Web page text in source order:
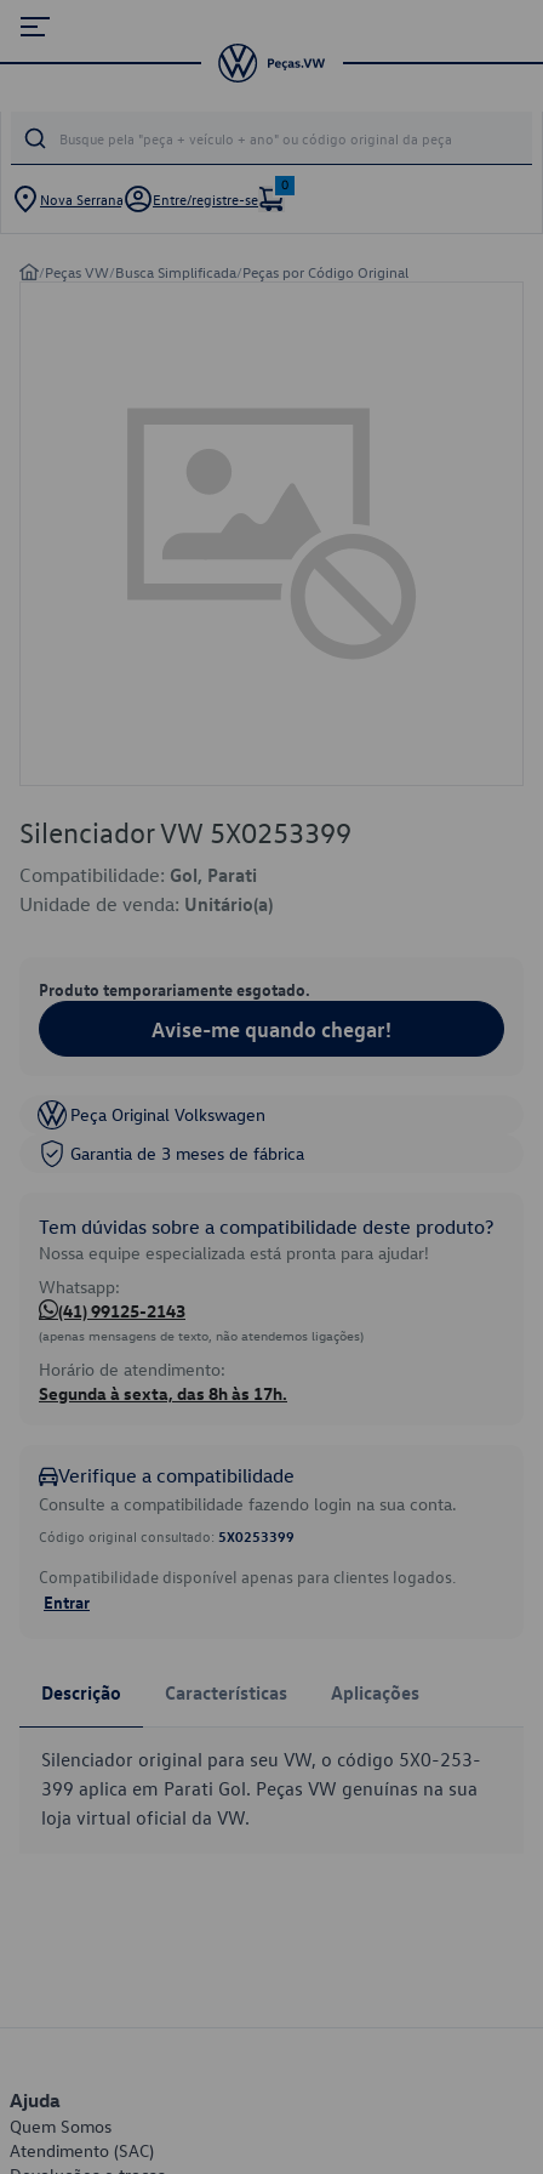
Nova Serrana Entre/registre-se
0
/Peças VW/Busca Simplificada/Peças por Código Original
Silenciador VW 5X0253399
Compatibilidade: Gol, Parati
Unidade de venda: Unitário(a)
Produto temporariamente esgotado.
Avise-me quando chegar!
Peça Original Volkswagen
Garantia de 3 meses de fábrica
Tem dúvidas sobre a compatibilidade deste produto?
Nossa equipe especializada está pronta para ajudar!
Whatsapp:
(41) 99125-2143
(apenas mensagens de texto, não atendemos ligações)
Horário de atendimento:
Segunda à sexta, das 8h às 17h.
Verifique a compatibilidade
Consulte a compatibilidade fazendo login na sua conta.
Código original consultado: 5X0253399
Compatibilidade disponível apenas para clientes logados.
Entrar
Descrição Características Aplicações
Silenciador original para seu VW, o código 5X0-253-
399 aplica em Parati Gol. Peças VW genuínas na sua
loja virtual oficial da VW.
Ajuda
Quem Somos
Atendimento (SAC)